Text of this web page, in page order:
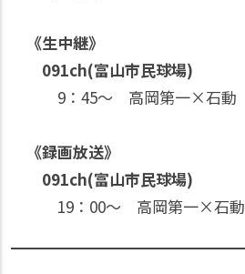
《生中継》
091ch(富山市民球場)
9：45〜 高岡第一×石動
《録画放送》
091ch(富山市民球場)
19：00〜 高岡第一×石動